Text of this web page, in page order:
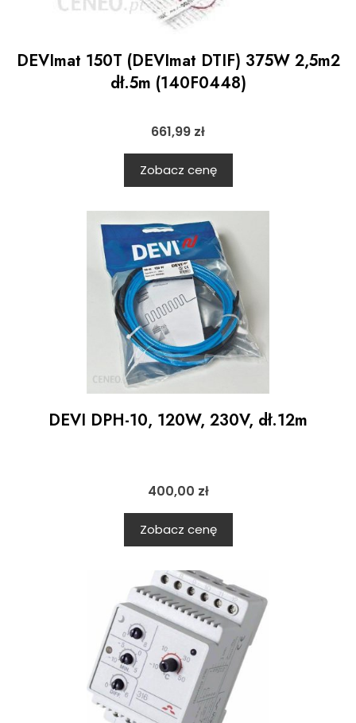
DEVImat 150T (DEVImat DTIF) 375W 2,5m2
dł.5m (140F0448)
661,99 zł
Zobacz cenę
DEVI DPH-10, 120W, 230V, dł.12m
400,00 zł
Zobacz cenę